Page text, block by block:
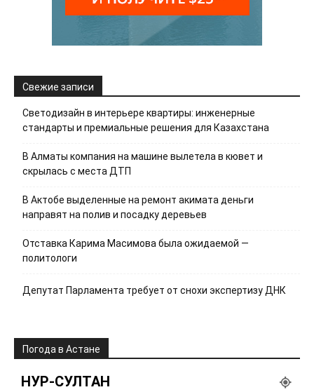
Свежие записи
Светодизайн в интерьере квартиры: инженерные
стандарты и премиальные решения для Казахстана
В Алматы компания на машине вылетела в кювет и
скрылась с места ДТП
В Актобе выделенные на ремонт акимата деньги
направят на полив и посадку деревьев
Отставка Карима Масимова была ожидаемой —
политологи
Депутат Парламента требует от снохи экспертизу ДНК
Погода в Астане
НУР-СУЛТАН